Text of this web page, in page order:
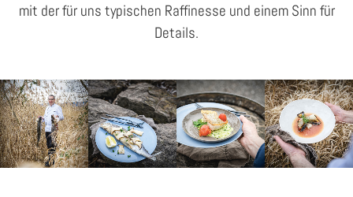
mit der für uns typischen Raffinesse und einem Sinn für
Details.